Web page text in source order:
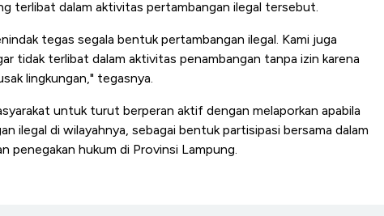
terlibat dalam aktivitas pertambangan ilegal tersebut.
tegas segala bentuk pertambangan ilegal. Kami juga
tidak terlibat dalam aktivitas penambangan tanpa izin karena
lingkungan," tegasnya.
untuk turut berperan aktif dengan melaporkan apabila
ilegal di wilayahnya, sebagai bentuk partisipasi bersama dalam
penegakan hukum di Provinsi Lampung.